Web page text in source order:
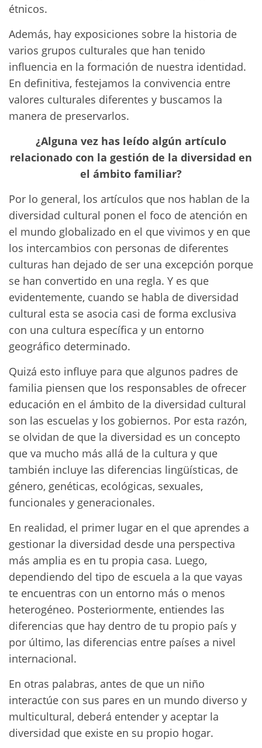
étnicos.
Además, hay exposiciones sobre la historia de
varios grupos culturales que han tenido
influencia en la formación de nuestra identidad.
En definitiva, festejamos la convivencia entre
valores culturales diferentes y buscamos la
manera de preservarlos.
¿Alguna vez has leído algún artículo
relacionado con la gestión de la diversidad en
el ámbito familiar?
Por lo general, los artículos que nos hablan de la
diversidad cultural ponen el foco de atención en
el mundo globalizado en el que vivimos y en que
los intercambios con personas de diferentes
culturas han dejado de ser una excepción porque
se han convertido en una regla. Y es que
evidentemente, cuando se habla de diversidad
cultural esta se asocia casi de forma exclusiva
con una cultura específica y un entorno
geográfico determinado.
Quizá esto influye para que algunos padres de
familia piensen que los responsables de ofrecer
educación en el ámbito de la diversidad cultural
son las escuelas y los gobiernos. Por esta razón,
se olvidan de que la diversidad es un concepto
que va mucho más allá de la cultura y que
también incluye las diferencias lingüísticas, de
género, genéticas, ecológicas, sexuales,
funcionales y generacionales.
En realidad, el primer lugar en el que aprendes a
gestionar la diversidad desde una perspectiva
más amplia es en tu propia casa. Luego,
dependiendo del tipo de escuela a la que vayas
te encuentras con un entorno más o menos
heterogéneo. Posteriormente, entiendes las
diferencias que hay dentro de tu propio país y
por último, las diferencias entre países a nivel
internacional.
En otras palabras, antes de que un niño
interactúe con sus pares en un mundo diverso y
multicultural, deberá entender y aceptar la
diversidad que existe en su propio hogar.